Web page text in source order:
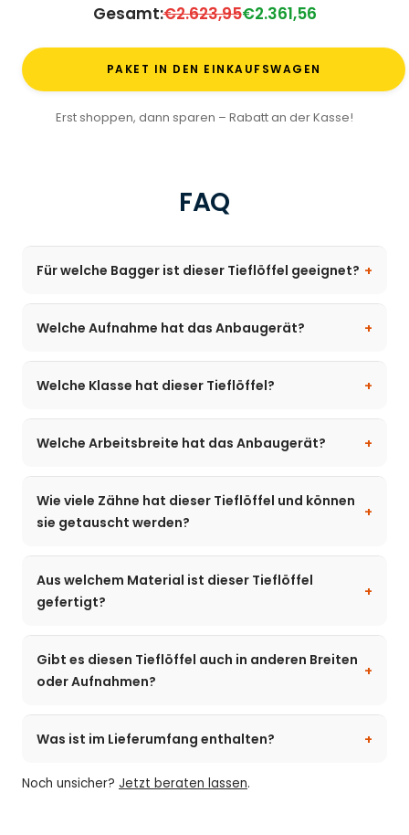
Gesamt:€2.623,95€2.361,56
PAKET IN DEN EINKAUFSWAGEN
Erst shoppen, dann sparen – Rabatt an der Kasse!
FAQ
Für welche Bagger ist dieser Tieflöffel geeignet?
Welche Aufnahme hat das Anbaugerät?
Welche Klasse hat dieser Tieflöffel?
Welche Arbeitsbreite hat das Anbaugerät?
Wie viele Zähne hat dieser Tieflöffel und können
sie getauscht werden?
Aus welchem Material ist dieser Tieflöffel
gefertigt?
Gibt es diesen Tieflöffel auch in anderen Breiten
oder Aufnahmen?
Was ist im Lieferumfang enthalten?
Noch unsicher? Jetzt beraten lassen.